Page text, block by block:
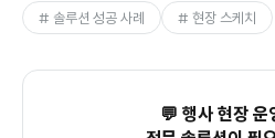
# 솔루션 성공 사례 # 현장 스케치
💬 행사 현장 운